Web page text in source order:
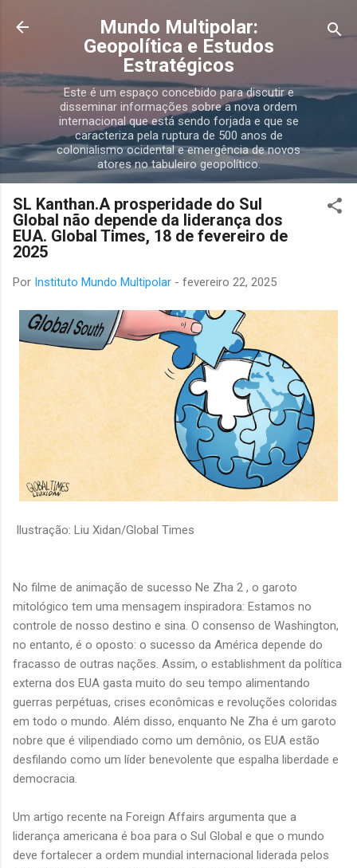
Pular para o conteúdo principal
Mundo Multipolar:
Geopolítica e Estudos
Estratégicos
Este é um espaço concebido para discutir e
disseminar informações sobre a nova ordem
internacional que está sendo forjada e que se
caracteriza pela ruptura de 500 anos de
colonialismo ocidental e emergência de novos
atores no tabuleiro geopolítico.
SL Kanthan.A prosperidade do Sul
Global não depende da liderança dos
EUA. Global Times, 18 de fevereiro de
2025
Por Instituto Mundo Multipolar - fevereiro 22, 2025
Ilustração: Liu Xidan/Global Times
No filme de animação de sucesso Ne Zha 2 , o garoto
mitológico tem uma mensagem inspiradora: Estamos no
controle de nosso destino e sina. O consenso de Washington,
no entanto, é o oposto: o sucesso da América depende do
fracasso de outras nações. Assim, o establishment da política
externa dos EUA gasta muito do seu tempo alimentando
guerras perpétuas, crises econômicas e revoluções coloridas
em todo o mundo. Além disso, enquanto Ne Zha é um garoto
nobre que é vilipendiado como um demônio, os EUA estão
desfilando como um líder benevolente que espalha liberdade e
democracia.
Um artigo recente na Foreign Affairs argumenta que a
liderança americana é boa para o Sul Global e que o mundo
deve fortalecer a ordem mundial internacional liderada pelos